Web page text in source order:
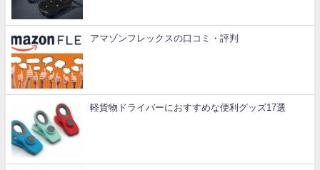
アマゾンフレックスの口コミ・評判
軽貨物ドライバーにおすすめな便利グッズ17選